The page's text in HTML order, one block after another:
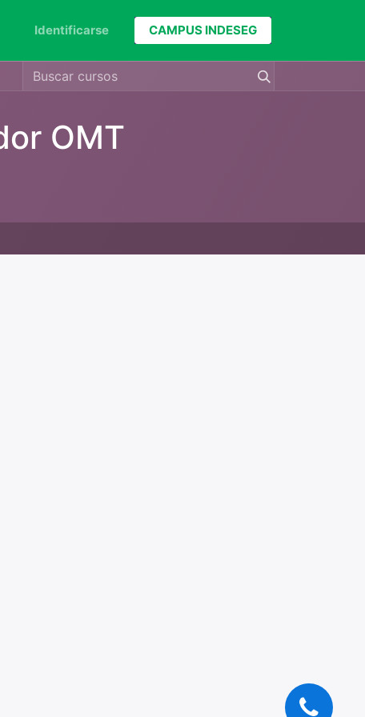
Identificarse CAMPUS INDESEG
OMT